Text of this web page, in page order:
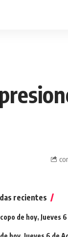
recientes
de hoy, Jueves